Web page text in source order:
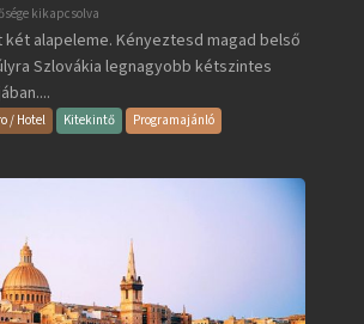
kikapcsolva
két alapeleme. Kényeztesd magad belső
Szlovákia legnagyobb kétszintes
/ Hotel Kitekintő
Programajánló